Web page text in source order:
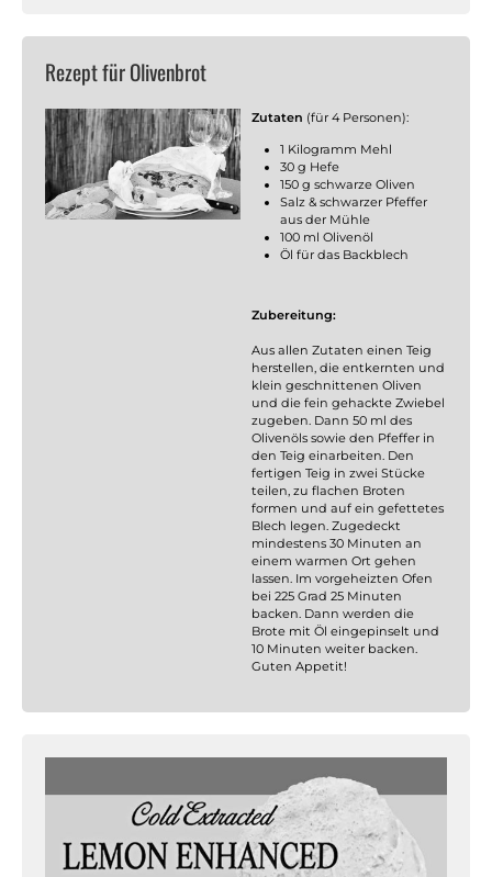
Rezept für Olivenbrot
Zutaten (für 4 Personen):
1 Kilogramm Mehl
30 g Hefe
150 g schwarze Oliven
Salz & schwarzer Pfeffer
aus der Mühle
100 ml Olivenöl
Öl für das Backblech
Zubereitung:
Aus allen Zutaten einen Teig
herstellen, die entkernten und
klein geschnittenen Oliven
und die fein gehackte Zwiebel
zugeben. Dann 50 ml des
Olivenöls sowie den Pfeffer in
den Teig einarbeiten. Den
fertigen Teig in zwei Stücke
teilen, zu flachen Broten
formen und auf ein gefettetes
Blech legen. Zugedeckt
mindestens 30 Minuten an
einem warmen Ort gehen
lassen. Im vorgeheizten Ofen
bei 225 Grad 25 Minuten
backen. Dann werden die
Brote mit Öl eingepinselt und
10 Minuten weiter backen.
Guten Appetit!